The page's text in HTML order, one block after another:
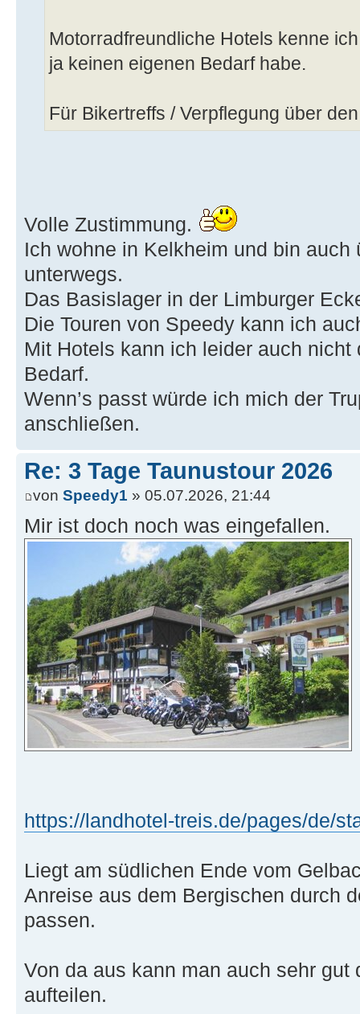
Motorradfreundliche Hotels kenne
ja keinen eigenen Bedarf habe.
Für Bikertreffs / Verpflegung über
Volle Zustimmung.
Ich wohne in Kelkheim und bin auch
unterwegs.
Das Basislager in der Limburger
Die Touren von Speedy kann ich
Mit Hotels kann ich leider auch
Bedarf.
Wenn’s passt würde ich mich der
anschließen.
Re: 3 Tage Taunustour 2026
von Speedy1 » 05.07.2026, 21:44
Mir ist doch noch was eingefallen.
https://landhotel-treis.de/pages/de/
Liegt am südlichen Ende vom
Anreise aus dem Bergischen durch
passen.
Von da aus kann man auch sehr gut
aufteilen.